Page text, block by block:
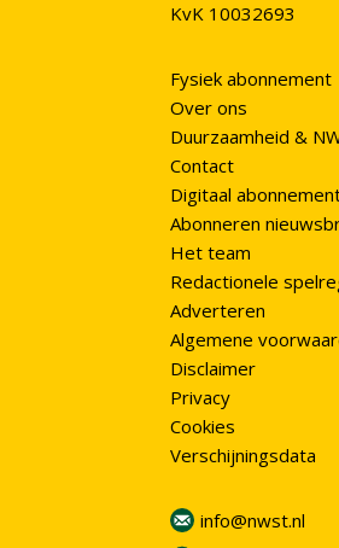
KvK 10032693
Fysiek abonnement
Over ons
Duurzaamheid &
Contact
Digitaal
Abonneren
Het team
Redactionele
Adverteren
Algemene
Disclaimer
Privacy
Cookies
Verschijningsdata
info@nwst.nl